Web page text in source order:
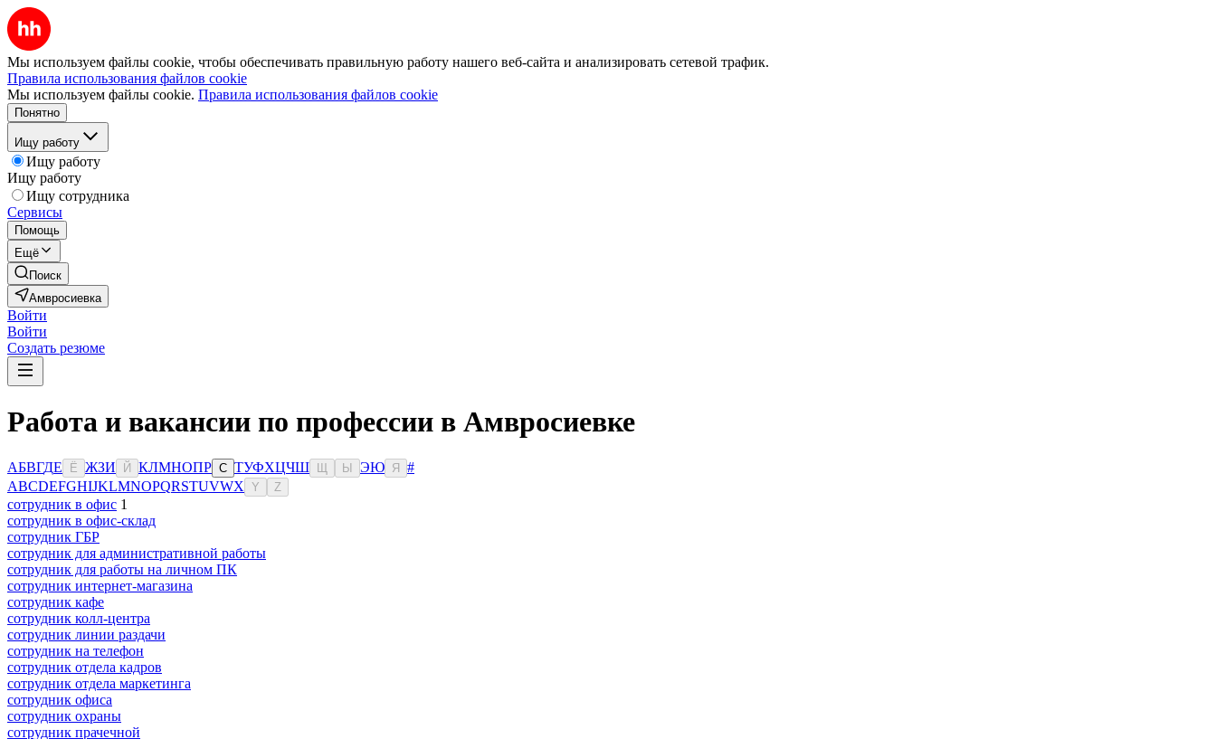
Мы используем файлы cookie, чтобы обеспечивать правильную работу нашего веб-сайта и анализировать сетевой трафик.
Правила использования файлов cookie
Мы используем файлы cookie. Правила использования файлов cookie
Понятно
Ищу работу
Ищу работу
Ищу работу
Ищу сотрудника
Сервисы
Помощь
Ещё
Поиск
Амвросиевка
Войти
Войти
Создать резюме
Работа и вакансии по профессии в Амвросиевке
АБВГДЕ Ё ЖЗИ Й КЛМНОПР С ТУФХЦЧШ Ы ЭЮ Я
#
ABCDEFGHIJKLMNOPQRSTUVWX Y Z
сотрудник в офис 1
сотрудник в офис-склад
сотрудник ГБР
сотрудник для административной работы
сотрудник для работы на личном ПК
сотрудник интернет-магазина
сотрудник кафе
сотрудник колл-центра
сотрудник линии раздачи
сотрудник на телефон
сотрудник отдела кадров
сотрудник отдела маркетинга
сотрудник офиса
сотрудник охраны
сотрудник прачечной